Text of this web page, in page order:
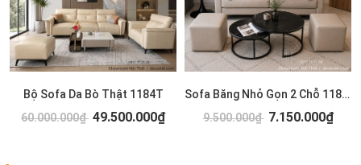
Bộ Sofa Da Bò Thật 1184T
60.000.000₫ 49.500.000₫
Sofa Băng Nhỏ Gọn 2 Chỗ 1183T
9.500.000₫ 7.150.000₫